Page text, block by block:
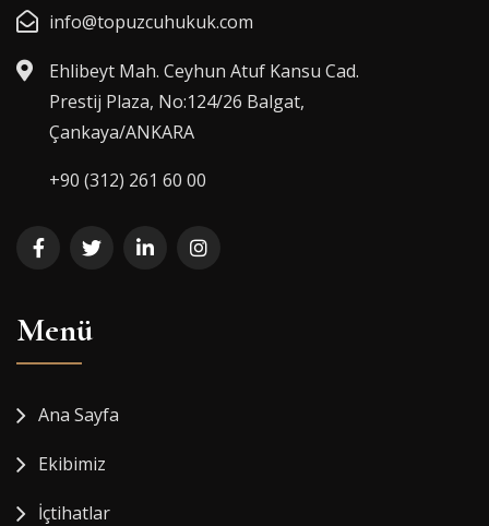
info@topuzcuhukuk.com
Ehlibeyt Mah. Ceyhun Atuf Kansu Cad.
Prestij Plaza, No:124/26 Balgat,
Çankaya/ANKARA
+90 (312) 261 60 00
Menü
Ana Sayfa
Ekibimiz
İçtihatlar